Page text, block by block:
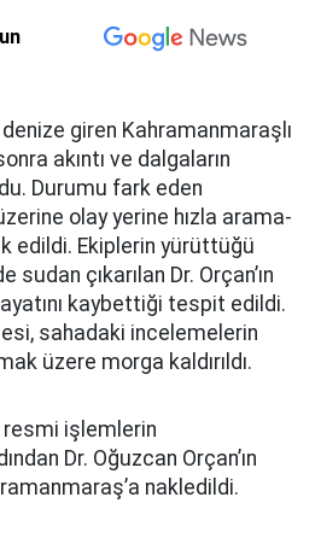
giren Kahramanmaraşlı
akıntı ve dalgaların
Durumu fark eden
olay yerine hızla arama-
edildi. Ekiplerin yürüttüğü
çıkarılan Dr. Orçan’ın
kaybettiği tespit edildi.
sahadaki incelemelerin
üzere morga kaldırıldı.
resmi işlemlerin
Dr. Oğuzcan Orçan’ın
nakledildi.